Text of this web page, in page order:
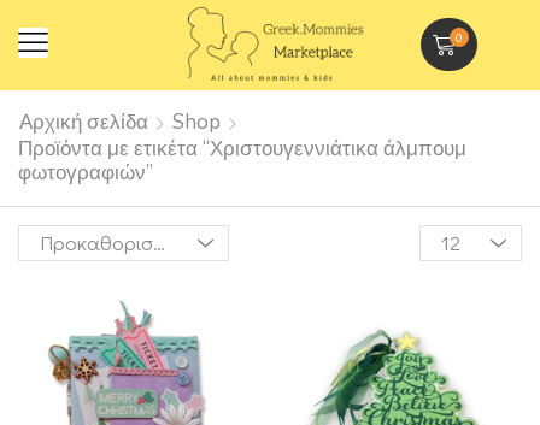
0
Αρχική σελίδα
Shop
Προϊόντα με ετικέτα “Χριστουγεννιάτικα άλμπουμ
φωτογραφιών”